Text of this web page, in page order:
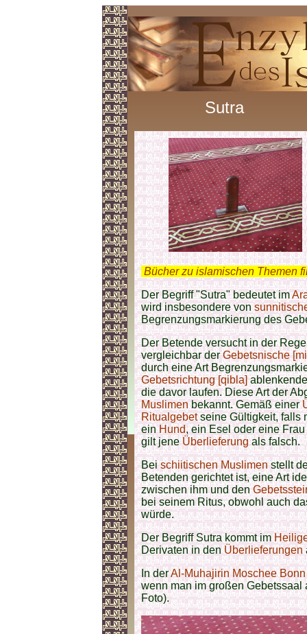
Sutra
Bücher zu islamischen Themen
Der Begriff "Sutra" bedeutet im
wird insbesondere von
Begrenzungsmarkierung des
Der Betende versucht in der
vergleichbar derGebetsnische
durch eine Art
Gebetsrichtung [qibla]
die davor laufen. Diese Art der
Muslimenbekannt. Gemäß einer
Ritualgebetseine Gültigkeit, falls
einHund, ein Esel oder eine
gilt jeneÜberlieferungals falsch.
Beischiitischen Muslimenstellt
Betenden gerichtet ist, eine Art
zwischen ihm und den
bei seinem Ritus, obwohl auch
würde.
Der Begriff Sutra kommt im
Derivaten in denÜberlieferungen
In derAl-Muhajirin Moschee
wenn man im großen
Foto).